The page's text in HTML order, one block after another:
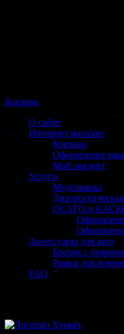
Корзина
О сайте
Интернет магазин
Корзина
Оформление
Мой аккаунт
Услуги
Медсправка
ОСАГО и
Аксессуары для авто
Брелок с
Рамки для
FAQ